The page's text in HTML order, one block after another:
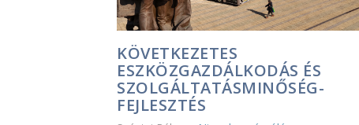
KÖVETKEZETES
ESZKÖZGAZDÁLKODÁS ÉS
SZOLGÁLTATÁSMINŐSÉG-
FEJLESZTÉS